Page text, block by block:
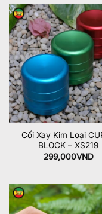
Cối Xay Kim Loại
BLOCK – XS219
299,000VND